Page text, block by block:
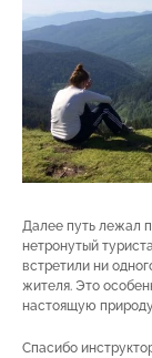
Далее путь лежал
нетронутый
встретили ни
жителя. Это
настоящую
Спасибо